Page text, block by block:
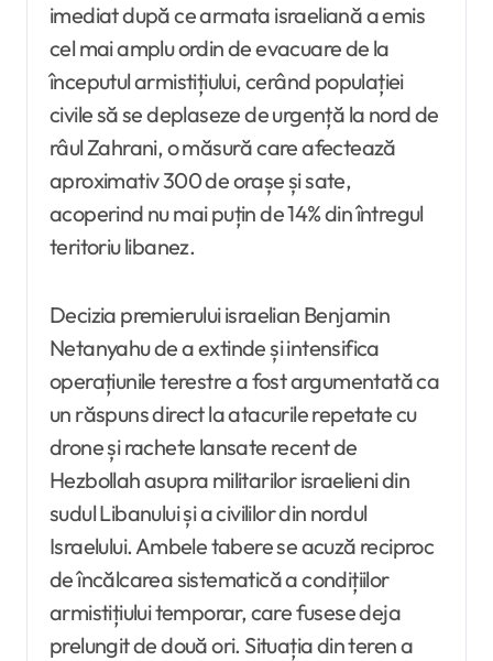
imediat după ce armata israeliană a emis
cel mai amplu ordin de evacuare de la
începutul armistițiului, cerând populației
civile să se deplaseze de urgență la nord de
râul Zahrani, o măsură care afectează
aproximativ 300 de orașe și sate,
acoperind nu mai puțin de 14% din întregul
teritoriu libanez.
Decizia premierului israelian Benjamin
Netanyahu de a extinde și intensifica
operațiunile terestre a fost argumentată ca
un răspuns direct la atacurile repetate cu
drone și rachete lansate recent de
Hezbollah asupra militarilor israelieni din
sudul Libanului și a civililor din nordul
Israelului. Ambele tabere se acuză reciproc
de încălcarea sistematică a condițiilor
armistițiului temporar, care fusese deja
prelungit de două ori. Situația din teren a